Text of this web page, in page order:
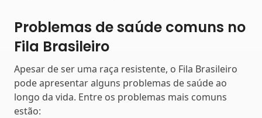
Problemas de saúde comuns no
Fila Brasileiro
Apesar de ser uma raça resistente, o Fila Brasileiro
pode apresentar alguns problemas de saúde ao
longo da vida. Entre os problemas mais comuns
estão: